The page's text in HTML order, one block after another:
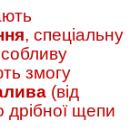
, спеціальну
змогу
(від
дрібної щепи